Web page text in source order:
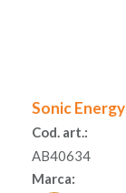
Sonic
Cod. art.:
AB40634
Marca: